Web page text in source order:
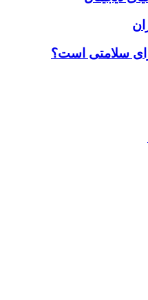
سلامتی است؟